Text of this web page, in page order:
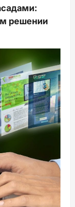
решении